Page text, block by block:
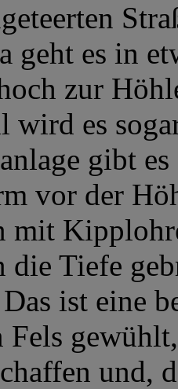
geht es in
zur
wird es
gibt
vor der
mit
Tiefe
ist eine
Fels
und,